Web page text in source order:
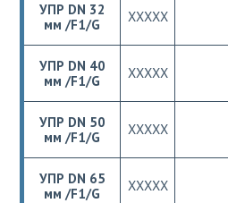
УПР DN 32
мм /F1/G
ХХХХХ
УПР DN 40
мм /F1/G
ХХХХХ
УПР DN 50
мм /F1/G
ХХХХХ
УПР DN 65
мм /F1/G
ХХХХХ